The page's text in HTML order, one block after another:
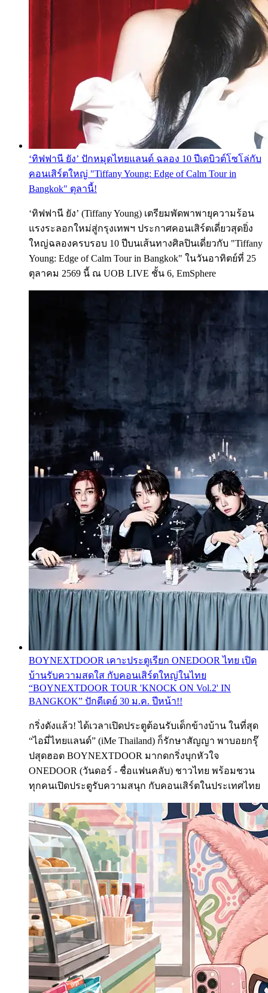
‘ทิฟฟานี ยัง’ ปักหมุดไทยแลนด์ ฉลอง 10 ปีเดบิวต์โซโล่กับ
คอนเสิร์ตใหญ่ "Tiffany Young: Edge of Calm Tour in
Bangkok" ตุลานี้!
‘ทิฟฟานี ยัง’ (Tiffany Young) เตรียมพัดพาพายุความร้อน
แรงระลอกใหม่สู่กรุงเทพฯ ประกาศคอนเสิร์ตเดี่ยวสุดยิ่ง
ใหญ่ฉลองครบรอบ 10 ปีบนเส้นทางศิลปินเดี่ยวกับ "Tiffany
Young: Edge of Calm Tour in Bangkok" ในวันอาทิตย์ที่ 25
ตุลาคม 2569 นี้ ณ UOB LIVE ชั้น 6, EmSphere
BOYNEXTDOOR เคาะประตูเรียก ONEDOOR ไทย เปิด
บ้านรับความสดใส กับคอนเสิร์ตใหญ่ในไทย
“BOYNEXTDOOR TOUR 'KNOCK ON Vol.2' IN
BANGKOK” ปักดีเดย์ 30 ม.ค. ปีหน้า!!
กริ่งดังแล้ว! ได้เวลาเปิดประตูต้อนรับเด็กข้างบ้าน ในที่สุด
“ไอมี่ไทยแลนด์” (iMe Thailand) ก็รักษาสัญญา พาบอยกรุ๊
ปสุดฮอต BOYNEXTDOOR มากดกริ่งบุกหัวใจ
ONEDOOR (วันดอร์ - ชื่อแฟนคลับ) ชาวไทย พร้อมชวน
ทุกคนเปิดประตูรับความสนุก กับคอนเสิร์ตในประเทศไทย